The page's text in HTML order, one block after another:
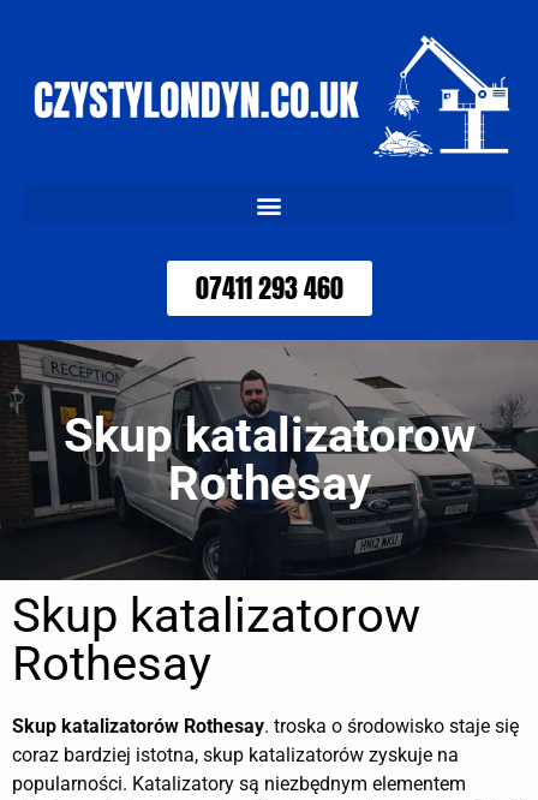
07411 293 460
Skup katalizatorow
Rothesay
Skup katalizatorow
Rothesay
Skup katalizatorów Rothesay. troska o środowisko staje się
coraz bardziej istotna, skup katalizatorów zyskuje na
popularności. Katalizatory są niezbędnym elementem